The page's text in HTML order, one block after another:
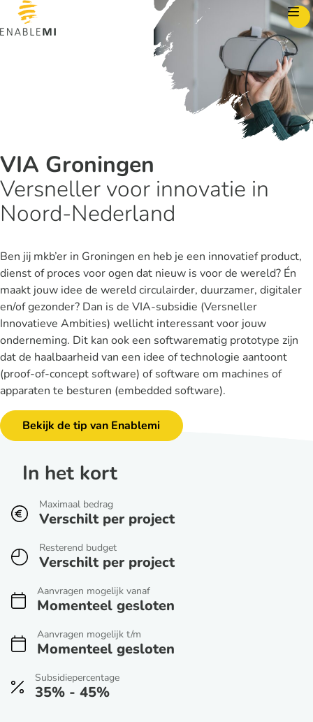
Skip to content
VIA Groningen
Versneller voor innovatie in
Noord-Nederland
Ben jij mkb’er in Groningen en heb je een innovatief product,
dienst of proces voor ogen dat nieuw is voor de wereld? Én
maakt jouw idee de wereld circulairder, duurzamer, digitaler
en/of gezonder? Dan is de VIA-subsidie (Versneller
Innovatieve Ambities) wellicht interessant voor jouw
onderneming. Dit kan ook een softwarematig prototype zijn
dat de haalbaarheid van een idee of technologie aantoont
(proof-of-concept software) of software om machines of
apparaten te besturen (embedded software).
Bekijk de tip van Enablemi
In het kort
Maximaal bedrag
Verschilt per project
Resterend budget
Verschilt per project
Aanvragen mogelijk vanaf
Momenteel gesloten
Aanvragen mogelijk t/m
Momenteel gesloten
Subsidiepercentage
35% - 45%